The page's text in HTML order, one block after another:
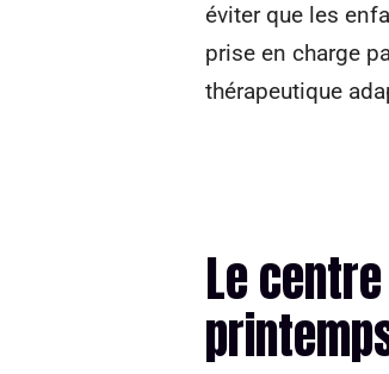
éviter que les
prise en charge
thérapeutique
Le